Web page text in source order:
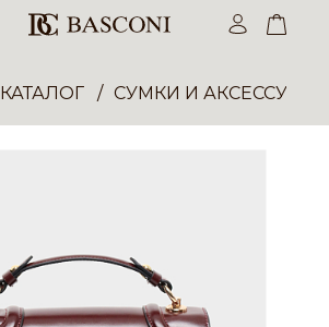
КАТАЛОГ СУМКИ И